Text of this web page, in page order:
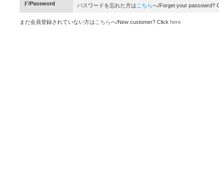
ド/Password
パスワードを忘れた方は こちらへ/Forget your passowrd?
まだ会員登録されていない方は こちらへ/New customer? Click here